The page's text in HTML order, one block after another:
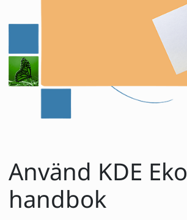
Använd KDE Eko
handbok